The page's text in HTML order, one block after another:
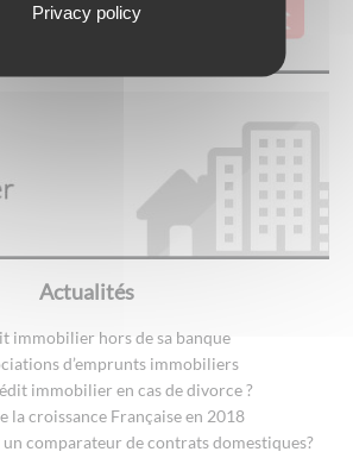
Actualités
immobilier hors de sa banque
d’emprunts immobiliers
immobilier en cas de divorce ?
la croissance Française en 2018
comparateur de contrats domestiques?
Privacy policy